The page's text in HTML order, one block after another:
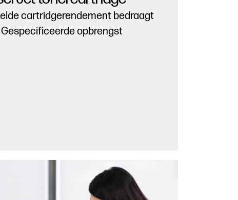
cartridgerendement bedraagt
opbrengst